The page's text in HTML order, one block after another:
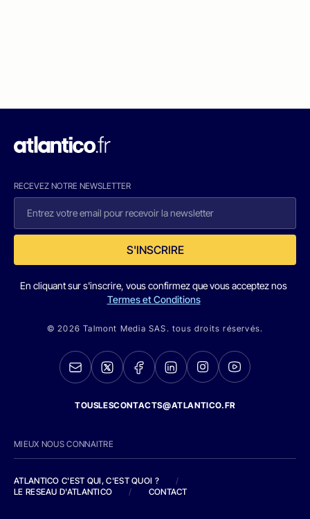
RECEVEZ NOTRE NEWSLETTER
S'INSCRIRE
En cliquant sur s'inscrire, vous confirmez que vous acceptez nos
Termes et Conditions
© 2026 Talmont Media SAS. tous droits réservés.
TOUSLESCONTACTS@ATLANTICO.FR
MIEUX NOUS CONNAITRE
ATLANTICO C'EST QUI, C'EST QUOI ?
/
LE RESEAU D'ATLANTICO
/ CONTACT